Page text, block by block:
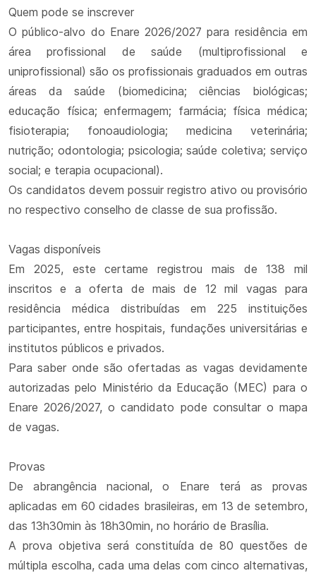
Quem pode se inscrever
O público-alvo do Enare 2026/2027 para residência em
área profissional de saúde (multiprofissional e
uniprofissional) são os profissionais graduados em outras
áreas da saúde (biomedicina; ciências biológicas;
educação física; enfermagem; farmácia; física médica;
fisioterapia; fonoaudiologia; medicina veterinária;
nutrição; odontologia; psicologia; saúde coletiva; serviço
social; e terapia ocupacional).
Os candidatos devem possuir registro ativo ou provisório
no respectivo conselho de classe de sua profissão.
Vagas disponíveis
Em 2025, este certame registrou mais de 138 mil
inscritos e a oferta de mais de 12 mil vagas para
residência médica distribuídas em 225 instituições
participantes, entre hospitais, fundações universitárias e
institutos públicos e privados.
Para saber onde são ofertadas as vagas devidamente
autorizadas pelo Ministério da Educação (MEC) para o
Enare 2026/2027, o candidato pode consultar o mapa
de vagas.
Provas
De abrangência nacional, o Enare terá as provas
aplicadas em 60 cidades brasileiras, em 13 de setembro,
das 13h30min às 18h30min, no horário de Brasília.
A prova objetiva será constituída de 80 questões de
múltipla escolha, cada uma delas com cinco alternativas,